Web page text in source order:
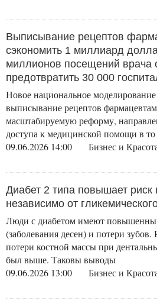
Выписывание рецептов
сэкономить 1 миллиард
миллионов посещений врача
предотвратить 30 000
Новое национальное моделирование
выписывание рецептов
масштабируемую реформу,
доступа к медицинской помощи в то
09.06.2026 14:00 Бизнес и
Диабет 2 типа повышает риск
независимо от
Люди с диабетом имеют
(заболевания десен) и потери зубов.
потери костной массы при
был выше. Таковы выводы
09.06.2026 13:00 Бизнес и